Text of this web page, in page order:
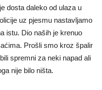
dosta daleko od ulaza u
uz pjesmu nastavljamo
istu. Dio naših je krenuo
Prošli smo kroz špalir
spremni za neki napad ali
nije bilo ništa.